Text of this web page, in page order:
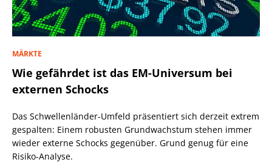
MÄRKTE
Wie gefährdet ist das EM-Universum bei
externen Schocks
Das Schwellenländer-Umfeld präsentiert sich derzeit extrem
gespalten: Einem robusten Grundwachstum stehen immer
wieder externe Schocks gegenüber. Grund genug für eine
Risiko-Analyse.